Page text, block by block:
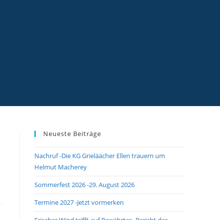
Neueste Beiträge
Nachruf -Die KG Grieläächer Ellen trauern um
Helmut Macherey
Sommerfest 2026 -29. August 2026
Termine 2027 -Jetzt vormerken